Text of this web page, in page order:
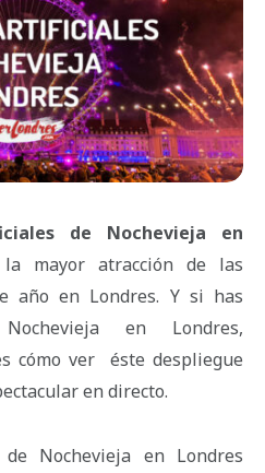
de Nochevieja en
mayor atracción de las
año en Londres. Y si has
en Londres,
cómo ver éste despliegue
en directo.
Nochevieja en Londres